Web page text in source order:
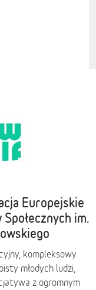
Europejskie
im.
kompleksowy
młodych ludzi,
z ogromnym